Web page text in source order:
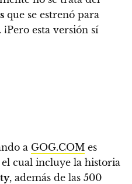
que se estrenó para
¡Pero esta versión sí
a GOG.COM es
el cual incluye la historia
, además de las 500